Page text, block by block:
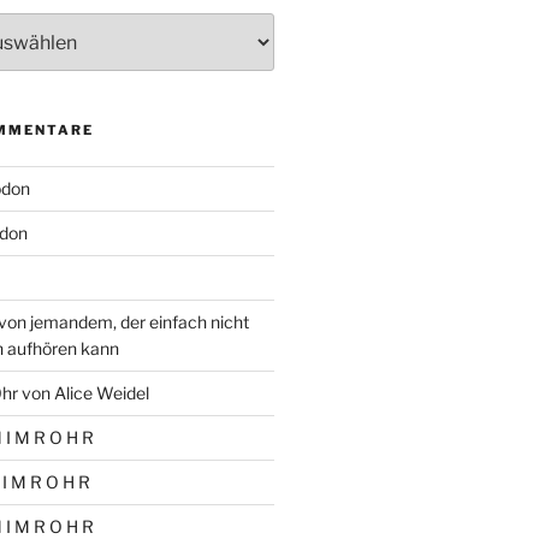
jemandem, der einfach nicht
aufhören kann
von Alice Weidel
I M R O H R
M R O H R
I M R O H R